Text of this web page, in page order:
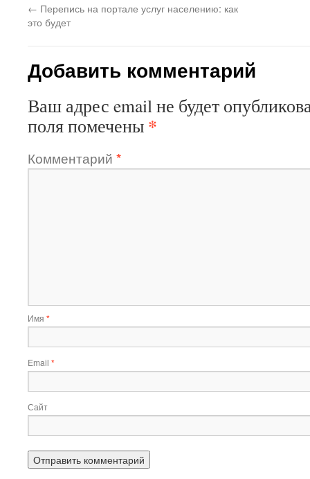
← Перепись на портале услуг населению: как
это будет
Добавить комментарий
Ваш адрес email не будет
поля помечены *
Комментарий *
Имя *
Email *
Сайт